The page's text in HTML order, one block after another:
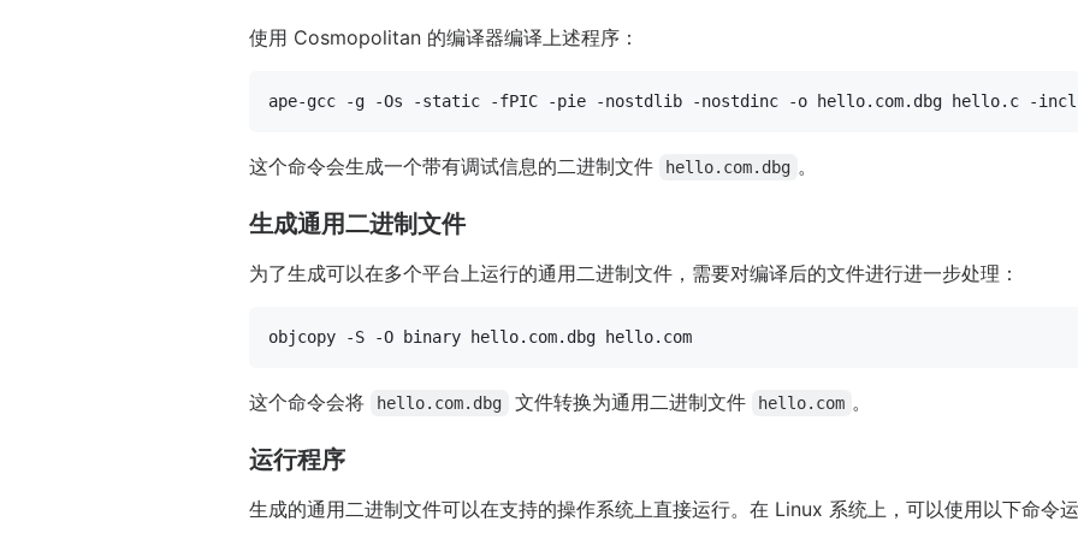
使用 Cosmopolitan 的编译器编译上述程序：
这个命令会生成一个带有调试信息的二进制文件 hello.com.dbg 。
生成通用二进制文件
为了生成可以在多个平台上运行的通用二进制文件，需要对编译后的文件进行进一步处理：
这个命令会将 hello.com.dbg 文件转换为通用二进制文件 hello.com 。
运行程序
生成的通用二进制文件可以在支持的操作系统上直接运行。在 Linux 系统上，可以使用以下命令